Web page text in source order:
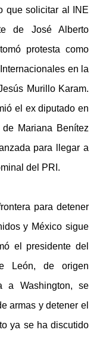
que solicitar al INE
de José Alberto
protesta como
en la
Murillo Karam.
el ex diputado en
Mariana Benítez
para llegar a
del PRI.
para detener
y México sigue
el presidente del
León, de origen
a Washington, se
armas y detener el
ya se ha discutido